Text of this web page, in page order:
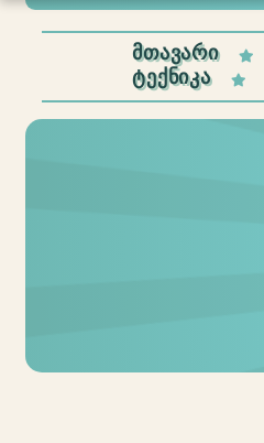
ᲛᲗᲐᲕᲐᲠᲘ
ᲢᲔᲥᲜᲘᲙᲐ